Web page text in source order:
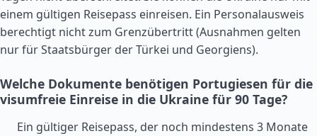
einem gültigen Reisepass einreisen. Ein Personalausweis
berechtigt nicht zum Grenzübertritt (Ausnahmen gelten
nur für Staatsbürger derTürkei und Georgiens).
Welche Dokumente benötigen Portugiesen für die
visumfreie Einreise in die Ukraine für 90 Tage?
Ein gültiger Reisepass, der noch mindestens 3 Monate